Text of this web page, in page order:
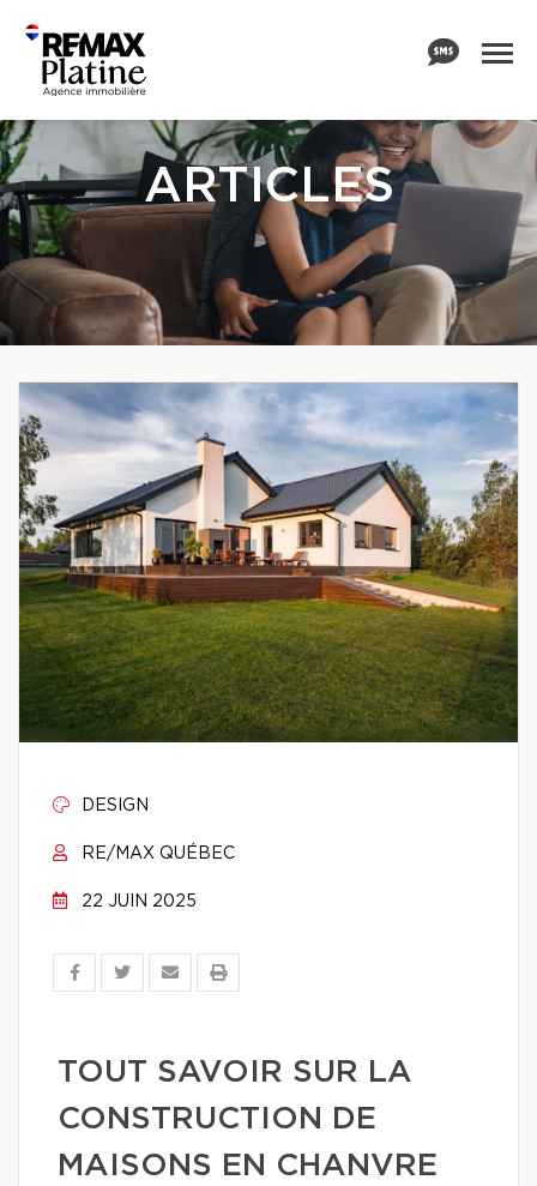
ARTICLES
DESIGN
RE/MAX QUÉBEC
22 JUIN 2025
TOUT SAVOIR SUR LA
CONSTRUCTION DE
MAISONS EN CHANVRE